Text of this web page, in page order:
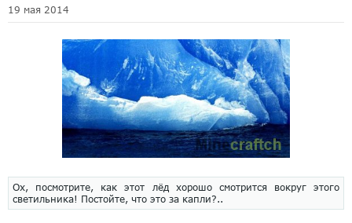
19 мая 2014
Ох, посмотрите, как этот лёд хорошо смотрится вокруг этого
светильника! Постойте, что это за капли?..